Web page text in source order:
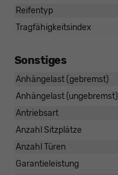
Reifentyp
Tragfähigkeitsindex
Sonstiges
Anhängelast (gebremst)
Anhängelast (ungebremst)
Antriebsart
Anzahl Sitzplätze
Anzahl Türen
Garantieleistung